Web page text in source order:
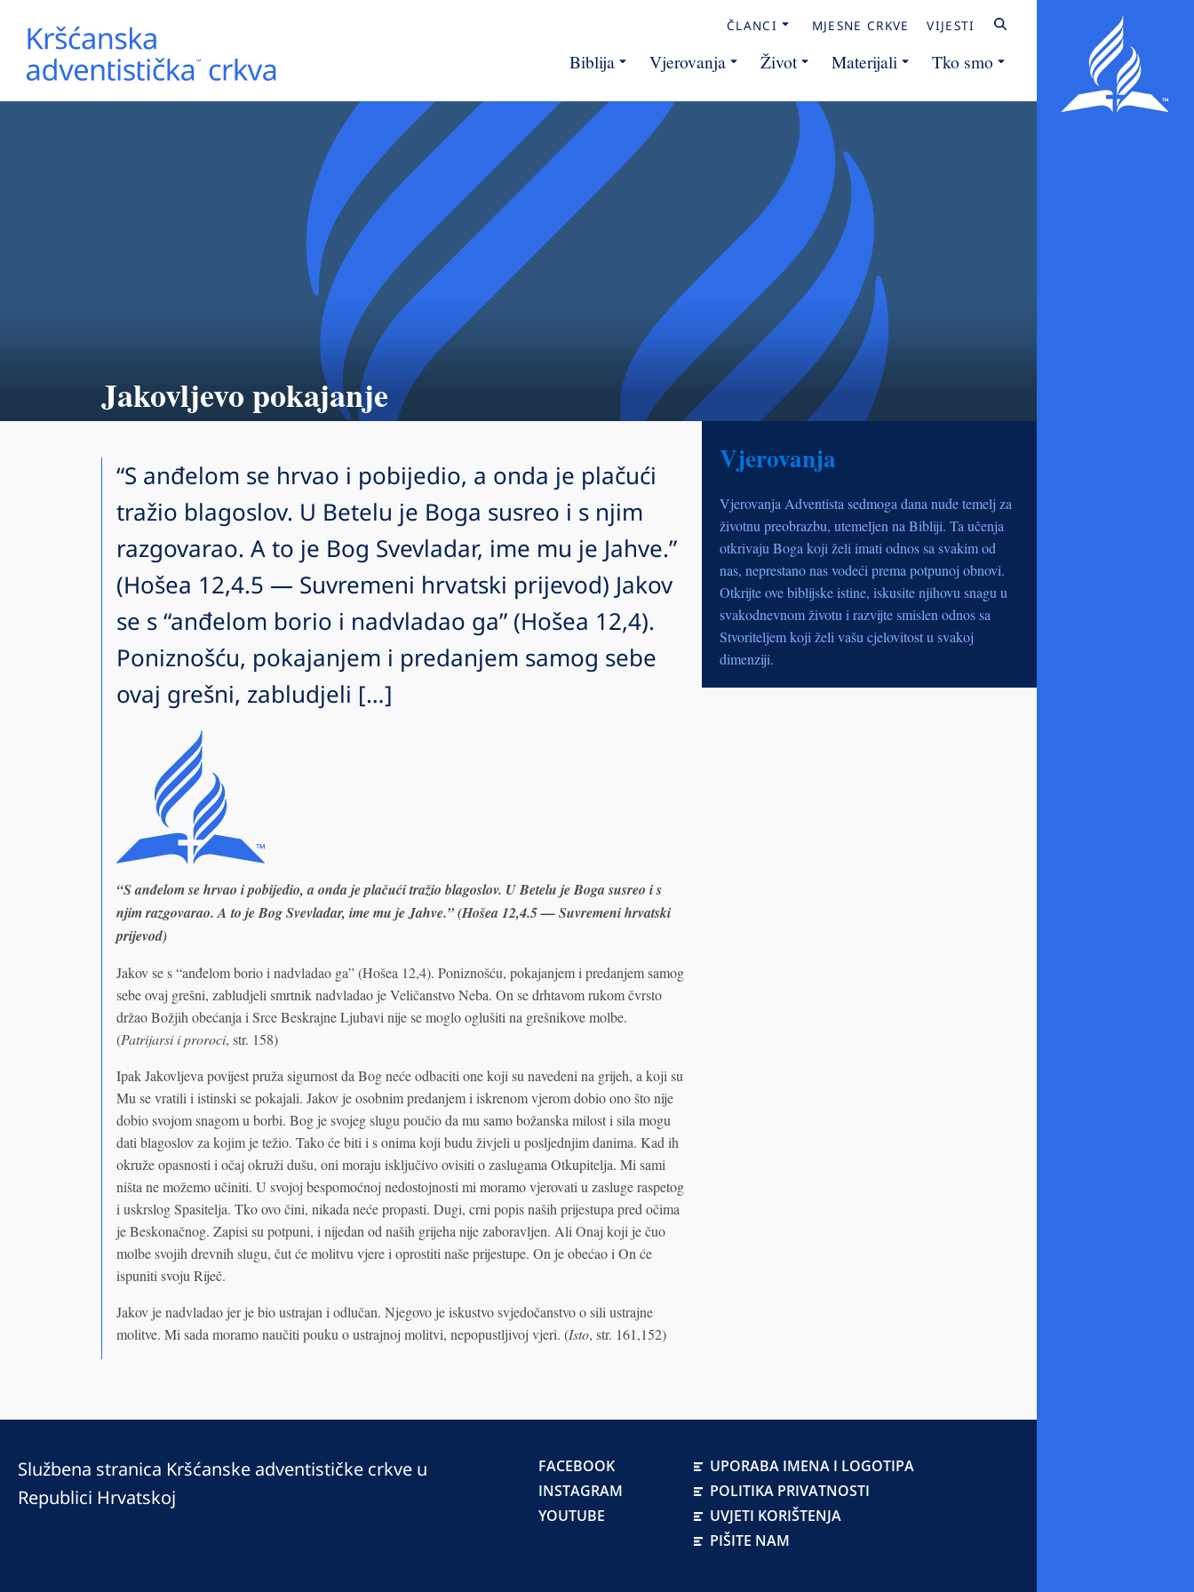
ČLANCI MJESNE CRKVE VIJESTI
Biblija Vjerovanja Život Materijali Tko smo
Jakovljevo pokajanje
“S anđelom se hrvao i pobijedio, a onda je plačući
tražio blagoslov. U Betelu je Boga susreo i s njim
razgovarao. A to je Bog Svevladar, ime mu je Jahve.”
(Hošea 12,4.5 — Suvremeni hrvatski prijevod) Jakov
se s “anđelom borio i nadvladao ga” (Hošea 12,4).
Poniznošću, pokajanjem i predanjem samog sebe
ovaj grešni, zabludjeli […]
“S anđelom se hrvao i pobijedio, a onda je plačući tražio blagoslov. U Betelu je Boga susreo i s
njim razgovarao. A to je Bog Svevladar, ime mu je Jahve.” (Hošea 12,4.5 — Suvremeni hrvatski
prijevod)
Jakov se s “anđelom borio i nadvladao ga” (Hošea 12,4). Poniznošću, pokajanjem i predanjem samog
sebe ovaj grešni, zabludjeli smrtnik nadvladao je Veličanstvo Neba. On se drhtavom rukom čvrsto
držao Božjih obećanja i Srce Beskrajne Ljubavi nije se moglo oglušiti na grešnikove molbe.
(Patrijarsi i proroci, str. 158)
Ipak Jakovljeva povijest pruža sigurnost da Bog neće odbaciti one koji su navedeni na grijeh, a koji su
Mu se vratili i istinski se pokajali. Jakov je osobnim predanjem i iskrenom vjerom dobio ono što nije
dobio svojom snagom u borbi. Bog je svojeg slugu poučio da mu samo božanska milost i sila mogu
dati blagoslov za kojim je težio. Tako će biti i s onima koji budu živjeli u posljednjim danima. Kad ih
okruže opasnosti i očaj okruži dušu, oni moraju isključivo ovisiti o zaslugama Otkupitelja. Mi sami
ništa ne možemo učiniti. U svojoj bespomoćnoj nedostojnosti mi moramo vjerovati u zasluge raspetog
i uskrslog Spasitelja. Tko ovo čini, nikada neće propasti. Dugi, crni popis naših prijestupa pred očima
je Beskonačnog. Zapisi su potpuni, i nijedan od naših grijeha nije zaboravljen. Ali Onaj koji je čuo
molbe svojih drevnih slugu, čut će molitvu vjere i oprostiti naše prijestupe. On je obećao i On će
ispuniti svoju Riječ.
Jakov je nadvladao jer je bio ustrajan i odlučan. Njegovo je iskustvo svjedočanstvo o sili ustrajne
molitve. Mi sada moramo naučiti pouku o ustrajnoj molitvi, nepopustljivoj vjeri. (Isto, str. 161,152)
Vjerovanja
Vjerovanja Adventista sedmoga dana nude temelj za
životnu preobrazbu, utemeljen na Bibliji. Ta učenja
otkrivaju Boga koji želi imati odnos sa svakim od
nas, neprestano nas vodeći prema potpunoj obnovi.
Otkrijte ove biblijske istine, iskusite njihovu snagu u
svakodnevnom životu i razvijte smislen odnos sa
Stvoriteljem koji želi vašu cjelovitost u svakoj
dimenziji.
Službena stranica Kršćanske adventističke crkve u
Republici Hrvatskoj
FACEBOOK
INSTAGRAM
YOUTUBE
UPORABA IMENA I LOGOTIPA
POLITIKA PRIVATNOSTI
UVJETI KORIŠTENJA
PIŠITE NAM